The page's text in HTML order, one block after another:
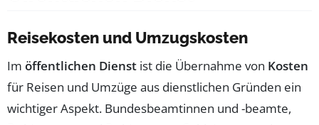
Reisekosten und Umzugskosten
Im öffentlichen Dienst ist die Übernahme von Kosten
für Reisen und Umzüge aus dienstlichen Gründen ein
wichtiger Aspekt. Bundesbeamtinnen und -beamte,